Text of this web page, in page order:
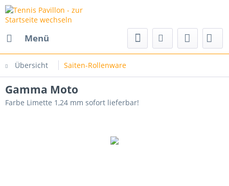
Menü
Übersicht Saiten-Rollenware
Gamma Moto
Farbe Limette 1,24 mm sofort lieferbar!